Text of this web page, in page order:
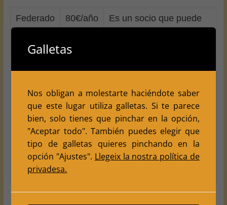
Federado
80€/año
Es un socio que puede
Socio no
federado
10€/año
Es un socio que puede
disfrutar de todas las
actividades que
realizamos en el club
pero no puede competir
Galletas
Nos obligan a molestarte haciéndote saber
que este lugar utiliza galletas. Si te parece
bien, solo tienes que pinchar en la opción,
"Aceptar todo". También puedes elegir que
tipo de galletas quieres pinchando en la
opción "Ajustes". Llegeix la nostra política de
privadesa.